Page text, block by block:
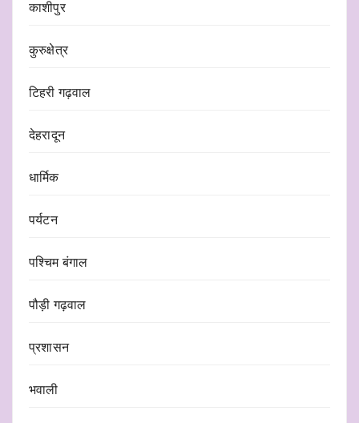
काशीपुर
कुरुक्षेत्र
टिहरी गढ़वाल
देहरादून
धार्मिक
पर्यटन
पश्चिम बंगाल
पौड़ी गढ़वाल
प्रशासन
भवाली